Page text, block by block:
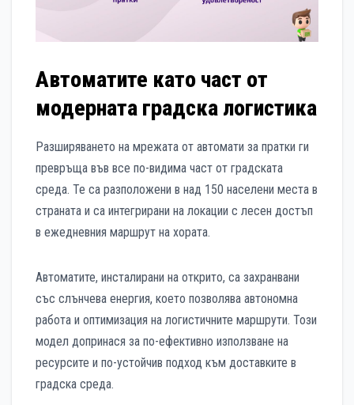
Автоматите като част от
модерната градска логистика
Разширяването на мрежата от автомати за пратки ги
превръща във все по-видима част от градската
среда. Те са разположени в над 150 населени места в
страната и са интегрирани на локации с лесен достъп
в ежедневния маршрут на хората.
Автоматите, инсталирани на открито, са захранвани
със слънчева енергия, което позволява автономна
работа и оптимизация на логистичните маршрути. Този
модел допринася за по-ефективно използване на
ресурсите и по-устойчив подход към доставките в
градска среда.